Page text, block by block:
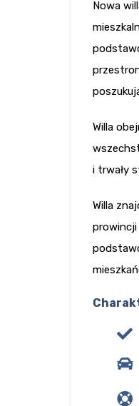
Nowa
Willa
i trwały
Willa
prowincji